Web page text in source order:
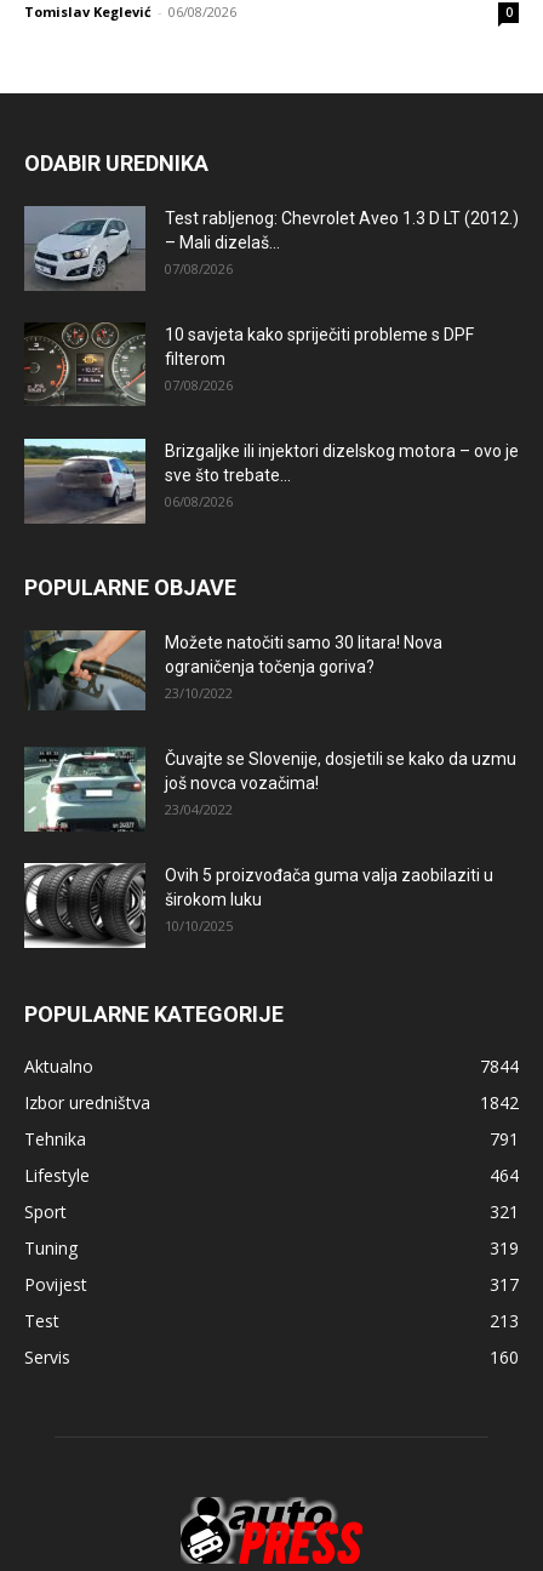
Tomislav Keglević - 06/08/2026 0
ODABIR UREDNIKA
Test rabljenog: Chevrolet Aveo 1.3 D LT (2012.)
– Mali dizelaš...
07/08/2026
10 savjeta kako spriječiti probleme s DPF
filterom
07/08/2026
Brizgaljke ili injektori dizelskog motora – ovo je
sve što trebate...
06/08/2026
POPULARNE OBJAVE
Možete natočiti samo 30 litara! Nova
ograničenja točenja goriva?
23/10/2022
Čuvajte se Slovenije, dosjetili se kako da uzmu
još novca vozačima!
23/04/2022
Ovih 5 proizvođača guma valja zaobilaziti u
širokom luku
10/10/2025
POPULARNE KATEGORIJE
Aktualno
7844
Izbor uredništva
1842
Tehnika
791
Lifestyle
464
Sport
321
Tuning
319
Povijest
317
Test
213
Servis
160